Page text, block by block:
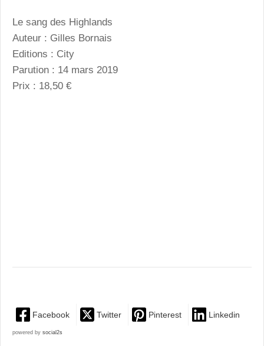
Le sang des Highlands
Auteur : Gilles Bornais
Editions : City
Parution : 14 mars 2019
Prix : 18,50 €
Facebook Twitter Pinterest Linkedin
powered by social2s